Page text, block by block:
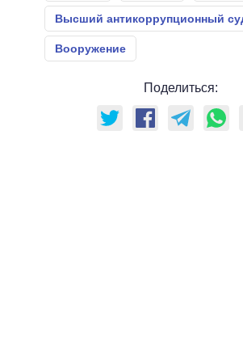
Высший антикоррупционный
Вооружение
Поделиться: